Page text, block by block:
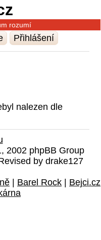
rozumí
Přihlášení
nalezen dle
2002 phpBB Group
by drake127
Barel Rock
Bejci.cz